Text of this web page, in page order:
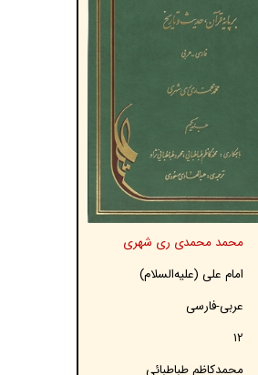
محمد محمدى ری شهرى
امام علی (علیه‌السلام)
عربی-فارسی
۱۲
محمدکاظم طباطبائی